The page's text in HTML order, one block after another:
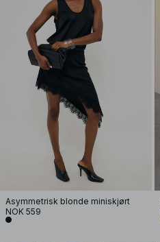
Asymmetrisk blonde miniskjørt
NOK 559